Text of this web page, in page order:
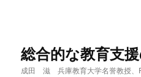
総合的な教育支
成田 滋 兵庫教育大学名誉教授、